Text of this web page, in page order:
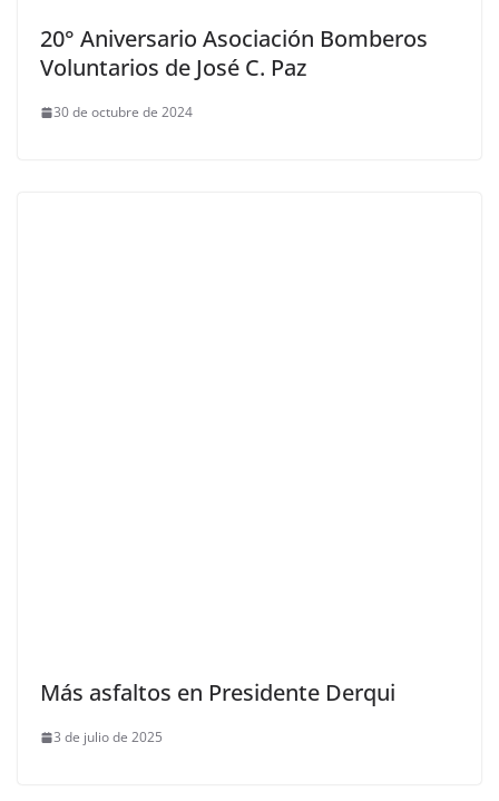
20° Aniversario Asociación Bomberos
Voluntarios de José C. Paz
30 de octubre de 2024
Más asfaltos en Presidente Derqui
3 de julio de 2025